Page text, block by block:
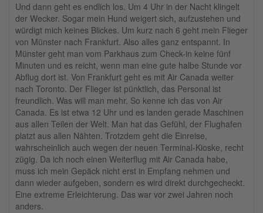
Und dann geht es endlich los. Um 4 Uhr in der Nacht klingelt
der Wecker. Sogar mein Hund weigert sich, aufzustehen und
würdigt mich keines Blickes. Um kurz nach 6 geht mein Flieger
von Münster nach Frankfurt. Also alles ganz entspannt. In
Münster geht man vom Parkhaus zum Check-in keine fünf
Minuten und es reicht, wenn man eine gute halbe Stunde vor
Abflug dort ist. Von Frankfurt geht es mit Air Canada weiter
nach Toronto. Der Flieger ist pünktlich, das Personal ist
freundlich. Was will man mehr. So kenne ich das von Air
Canada. Es ist etwa 12 Uhr und es landen gerade Maschinen
aus allen Teilen der Welt. Man hat das Gefühl, der Flughafen
platzt aus allen Nähten. Trotzdem geht die Einreise,
wahrscheinlich auch wegen der neuen Terminal-Kioske, recht
zügig. Da ich noch einen Weiterflug mit Air Canada habe,
muss ich mein Gepäck nicht erst in Empfang nehmen und
dann wieder aufgeben, sondern es wird direkt durchgecheckt.
Eine extreme Erleichterung. Das war vor zwei Jahren noch
anders.